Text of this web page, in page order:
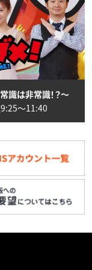
識は非常識！？～
〜11:40